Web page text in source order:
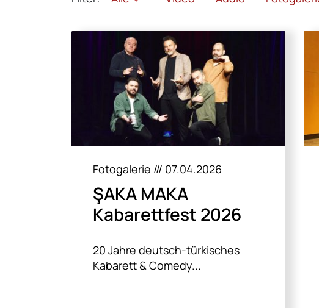
Fotogalerie /// 07.04.2026
ŞAKA MAKA
Kabarettfest 2026
20 Jahre deutsch-türkisches
Kabarett & Comedy...